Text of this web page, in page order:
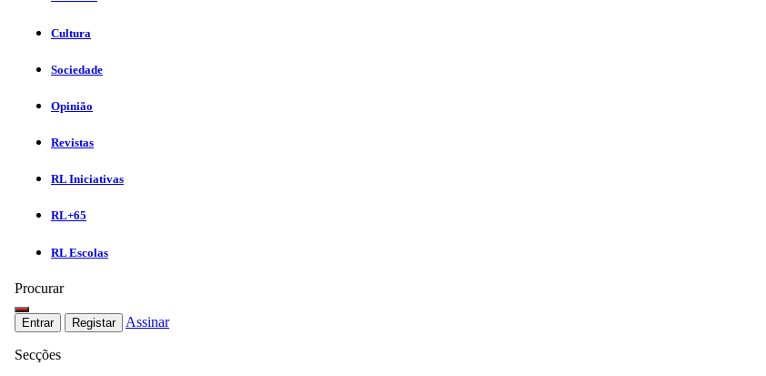
Cultura
Sociedade
Opinião
Revistas
RL Iniciativas
RL+65
RL Escolas
Procurar
Entrar Registar Assinar
Secções